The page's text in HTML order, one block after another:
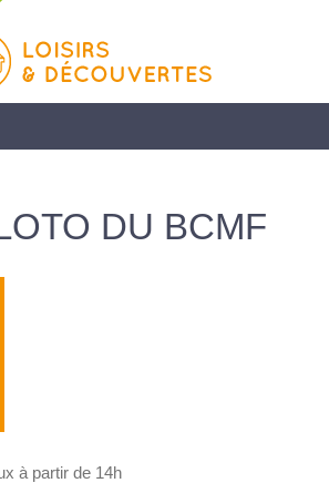
DU BCMF
à partir de 14h